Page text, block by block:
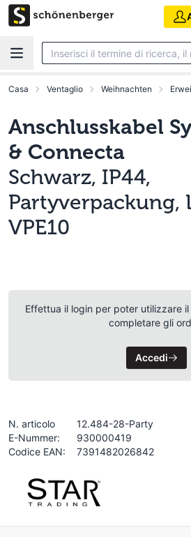
Vai al contenuto principale
Casa Ventaglio Weihnachten
Anschlusskabel
& Connecta
Schwarz, IP44,
Partyverpackung,
VPE10
Effettua il login per poter utilizzare
completare gli
Accedi
N. articolo
12.484-28-Party
E-Nummer:
930000419
Codice EAN:
7391482026842